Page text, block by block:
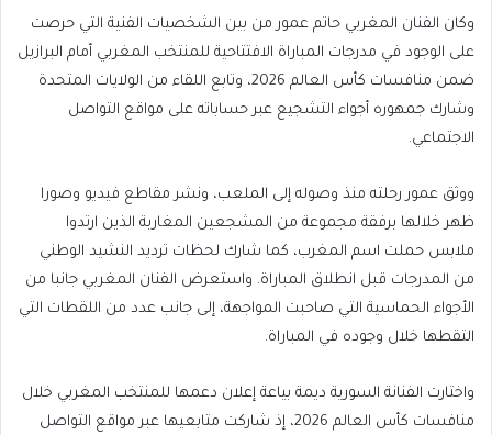
وكان الفنان المغربي حاتم عمور من بين الشخصيات الفنية التي حرصت
على الوجود في مدرجات المباراة الافتتاحية للمنتخب المغربي أمام البرازيل
ضمن منافسات كأس العالم 2026، وتابع اللقاء من الولايات المتحدة
وشارك جمهوره أجواء التشجيع عبر حساباته على مواقع التواصل
الاجتماعي.
ووثق عمور رحلته منذ وصوله إلى الملعب، ونشر مقاطع فيديو وصورا
ظهر خلالها برفقة مجموعة من المشجعين المغاربة الذين ارتدوا
ملابس حملت اسم المغرب، كما شارك لحظات ترديد النشيد الوطني
من المدرجات قبل انطلاق المباراة. واستعرض الفنان المغربي جانبا من
الأجواء الحماسية التي صاحبت المواجهة، إلى جانب عدد من اللقطات التي
التقطها خلال وجوده في المباراة.
واختارت الفنانة السورية ديمة بياعة إعلان دعمها للمنتخب المغربي خلال
منافسات كأس العالم 2026، إذ شاركت متابعيها عبر مواقع التواصل